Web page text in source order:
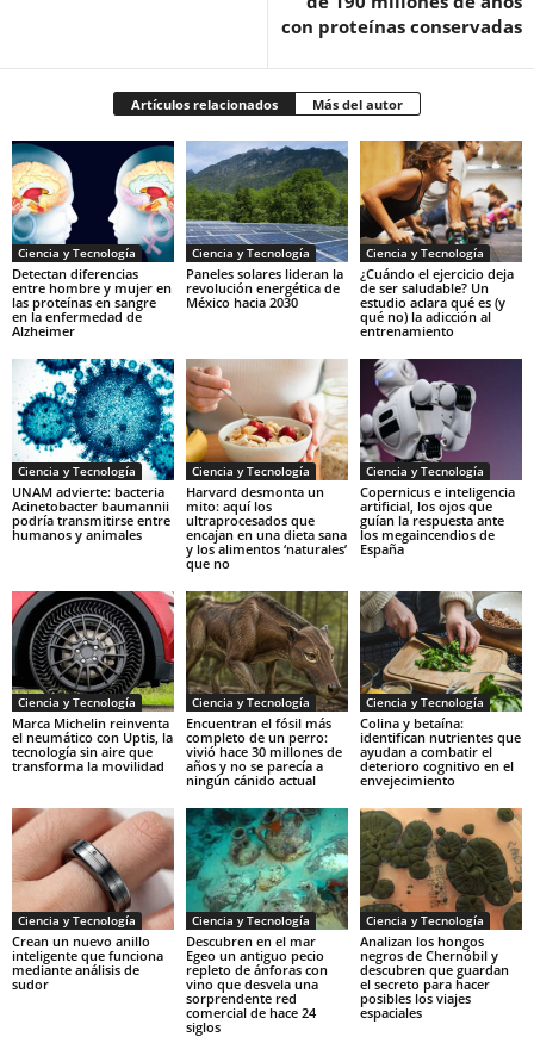
con proteínas conservadas
Artículos relacionados Más del autor
Ciencia y Tecnología
Detectan diferencias
entre hombre y mujer en
las proteínas en sangre
en la enfermedad de
Alzheimer
Ciencia y Tecnología
Paneles solares lideran la
revolución energética de
México hacia 2030
Ciencia y Tecnología
¿Cuándo el ejercicio deja
de ser saludable? Un
estudio aclara qué es (y
qué no) la adicción al
entrenamiento
Ciencia y Tecnología
UNAM advierte: bacteria
Acinetobacter baumannii
podría transmitirse entre
humanos y animales
Ciencia y Tecnología
Harvard desmonta un
mito: aquí los
ultraprocesados que
encajan en una dieta sana
y los alimentos ‘naturales’
que no
Ciencia y Tecnología
Copernicus e inteligencia
artificial, los ojos que
guían la respuesta ante
los megaincendios de
España
Ciencia y Tecnología
Marca Michelin reinventa
el neumático con Uptis, la
tecnología sin aire que
transforma la movilidad
Ciencia y Tecnología
Encuentran el fósil más
completo de un perro:
vivió hace 30 millones de
años y no se parecía a
ningún cánido actual
Ciencia y Tecnología
Colina y betaína:
identifican nutrientes que
ayudan a combatir el
deterioro cognitivo en el
envejecimiento
Ciencia y Tecnología
Crean un nuevo anillo
inteligente que funciona
mediante análisis de
sudor
Ciencia y Tecnología
Descubren en el mar
Egeo un antiguo pecio
repleto de ánforas con
vino que desvela una
sorprendente red
comercial de hace 24
siglos
Ciencia y Tecnología
Analizan los hongos
negros de Chernóbil y
descubren que guardan
el secreto para hacer
posibles los viajes
espaciales